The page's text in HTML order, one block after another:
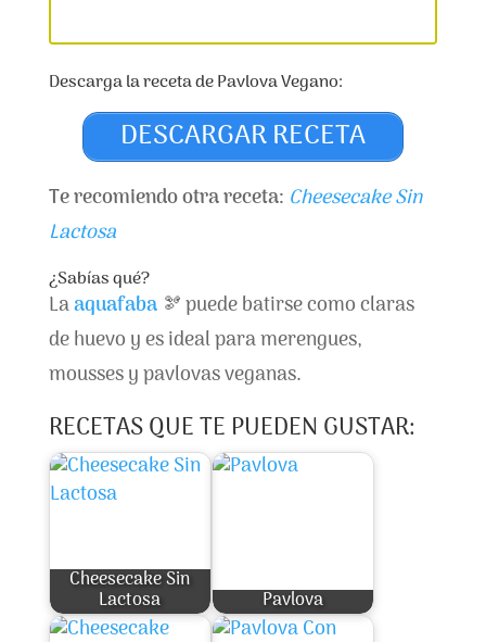
Descarga la receta de Pavlova Vegano:
DESCARGAR RECETA
Te recomiendo otra receta: Cheesecake Sin
Lactosa
¿Sabías qué?
Laaquafaba🫘 puede batirse como claras
de huevo y es ideal para merengues,
mousses y pavlovas veganas.
RECETAS QUE TE PUEDEN GUSTAR:
Cheesecake Sin
Lactosa Pavlova